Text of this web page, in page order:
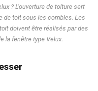
? L’ouverture de toiture sert
de toit sous les combles. Les
doivent être réalisés par des
la fenêtre type Velux.